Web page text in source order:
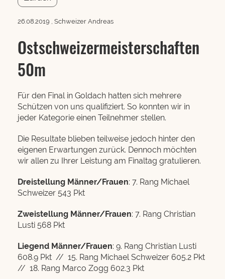
26.08.2019 , Schweizer Andreas
Ostschweizermeisterschaften
50m
Für den Final in Goldach hatten sich mehrere
Schützen von uns qualifiziert. So konnten wir in
jeder Kategorie einen Teilnehmer stellen.
Die Resultate blieben teilweise jedoch hinter den
eigenen Erwartungen zurück. Dennoch möchten
wir allen zu Ihrer Leistung am Finaltag gratulieren.
Dreistellung Männer/Frauen: 7. Rang Michael
Schweizer 543 Pkt
Zweistellung Männer/Frauen: 7. Rang Christian
Lusti 568 Pkt
Liegend Männer/Frauen: 9. Rang Christian Lusti
608.9 Pkt // 15. Rang Michael Schweizer 605.2 Pkt
// 18. Rang Marco Zogg 602.3 Pkt